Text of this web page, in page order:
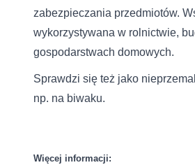
zabezpieczania przedmiotów.
wykorzystywana w rolnictwie,
gospodarstwach domowych.
Sprawdzi się też jako
np. na biwaku.
Więcej informacji: